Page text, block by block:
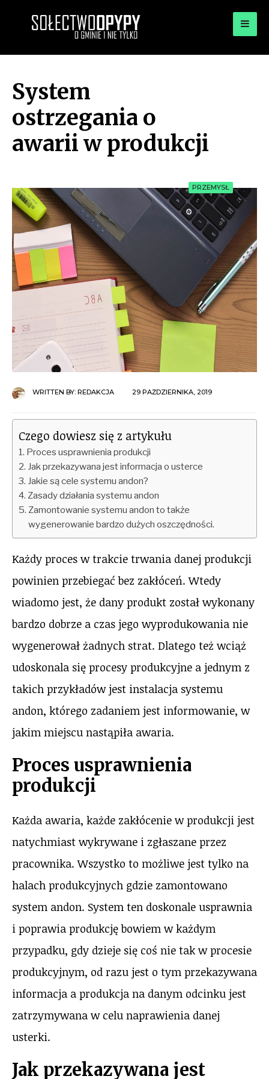
OPYPY.PL
System
ostrzegania o
awarii w produkcji
PRZEMYSŁ
WRITTEN BY: REDAKCJA 29 PAŹDZIERNIKA, 2019
Czego dowiesz się z artykułu
Proces usprawnienia produkcji
Jak przekazywana jest informacja o usterce
Jakie są cele systemu andon?
Zasady działania systemu andon
Zamontowanie systemu andon to także
wygenerowanie bardzo dużych oszczędności.
Każdy proces w trakcie trwania danej produkcji
powinien przebiegać bez zakłóceń. Wtedy
wiadomo jest, że dany produkt został wykonany
bardzo dobrze a czas jego wyprodukowania nie
wygenerował żadnych strat. Dlatego też wciąż
udoskonala się procesy produkcyjne a jednym z
takich przykładów jest instalacja systemu
andon, którego zadaniem jest informowanie, w
jakim miejscu nastąpiła awaria.
Proces usprawnienia
produkcji
Każda awaria, każde zakłócenie w produkcji jest
natychmiast wykrywane i zgłaszane przez
pracownika. Wszystko to możliwe jest tylko na
halach produkcyjnych gdzie zamontowano
system andon. System ten doskonale usprawnia
i poprawia produkcję bowiem w każdym
przypadku, gdy dzieje się coś nie tak w procesie
produkcyjnym, od razu jest o tym przekazywana
informacja a produkcja na danym odcinku jest
zatrzymywana w celu naprawienia danej
usterki.
Jak przekazywana jest